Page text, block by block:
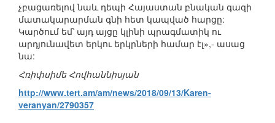
չբացառելով նաև դեպի Հայաստան բնական գազի
մատակարարման գնի հետ կապված հարցը:
Կարծում եմ՝ այդ այցը կլինի պրագմատիկ ու
արդյունավետ երկու երկրների համար էլ»,- ասաց
նա:
Հռիփսիմե Հովհաննիսյան
http://www.tert.am/am/news/2018/09/13/Karen-
veranyan/2790357